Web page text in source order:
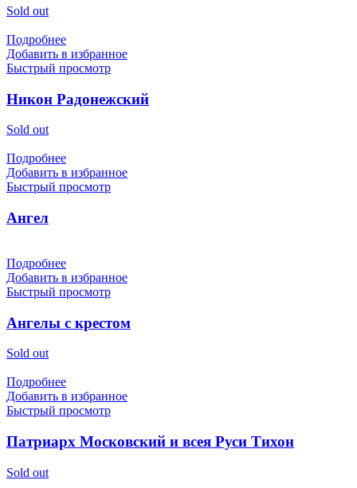
Sold out
Подробнее
Добавить в избранное
Быстрый просмотр
Никон Радонежский
Sold out
Подробнее
Добавить в избранное
Быстрый просмотр
Ангел
Подробнее
Добавить в избранное
Быстрый просмотр
Ангелы с крестом
Sold out
Подробнее
Добавить в избранное
Быстрый просмотр
Патриарх Московский и всея Руси Тихон
Sold out